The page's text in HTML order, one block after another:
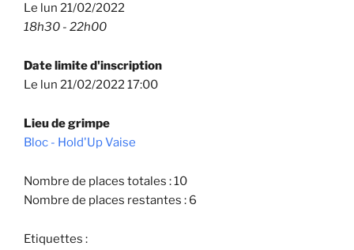
Le lun 21/02/2022
18h30 - 22h00
Date limite d'inscription
Le lun 21/02/2022 17:00
Lieu de grimpe
Bloc - Hold'Up Vaise
Nombre de places totales : 10
Nombre de places restantes : 6
Etiquettes :